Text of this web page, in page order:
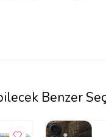
Benzer